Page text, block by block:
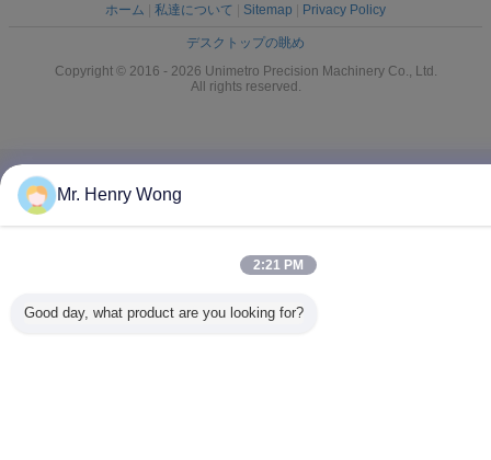
ホーム 私達について Sitemap Privacy Policy
デスクトップの眺め
Copyright © 2016 - 2026 Unimetro Precision Machinery Co., Ltd.
All rights reserved.
Mr. Henry Wong
2:21 PM
Good day, what product are you looking for?